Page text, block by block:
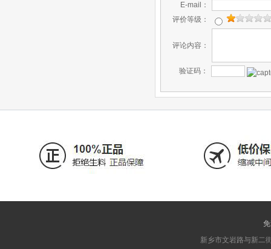
E-mail：
评价等级：
评论内容：
验证码：
新乡市文岩路与新二